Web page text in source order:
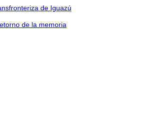
de Iguazú
de la memoria